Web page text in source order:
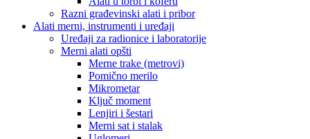
Razni građevinski alati i pribor
Alati merni, instrumenti i uređaji
Uređaji za radionice i laboratorije
Merni alati opšti
Merne trake (metrovi)
Pomično merilo
Mikrometar
Ključ moment
Lenjiri i šestari
Merni sat i stalak